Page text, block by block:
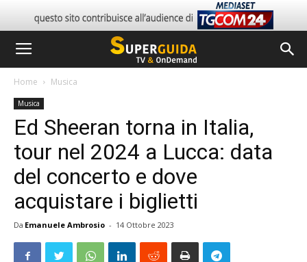
Home Musica
Musica
Ed Sheeran torna in Italia,
tour nel 2024 a Lucca: data
del concerto e dove
acquistare i biglietti
Da Emanuele Ambrosio - 14 Ottobre 2023